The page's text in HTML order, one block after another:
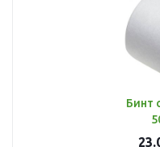
Бинт